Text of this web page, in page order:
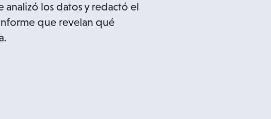
los datos y redactó el
que revelan qué